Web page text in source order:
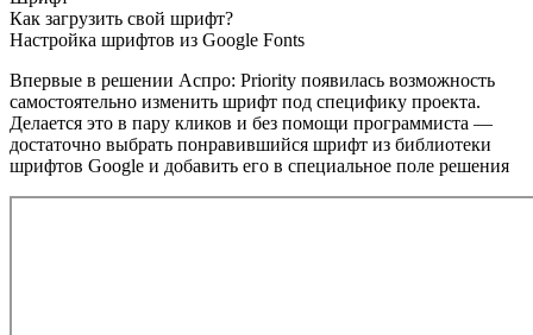
Как загрузить свой шрифт?
Настройка шрифтов из Google Fonts
Впервые в решении Аспро: Priority появилась возможность
самостоятельно изменить шрифт под специфику проекта.
Делается это в пару кликов и без помощи программиста —
достаточно выбрать понравившийся шрифт из библиотеки
шрифтов Google и добавить его в специальное поле решения